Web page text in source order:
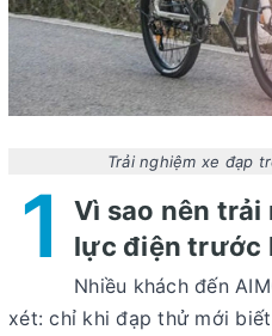
Trải nghiệm xe đạp
1
Vì sao nên trải
lực điện trước
Nhiều khách đến
xét: chỉ khi đạp thử mới